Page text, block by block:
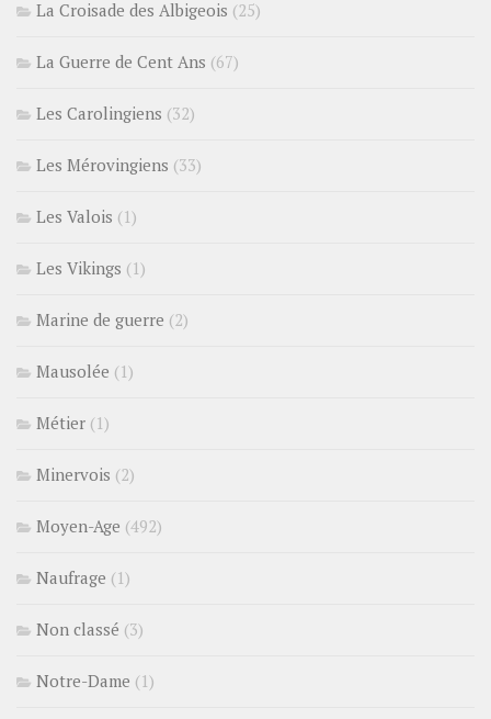
La Croisade des Albigeois (25)
La Guerre de Cent Ans (67)
Les Carolingiens (32)
Les Mérovingiens (33)
Les Valois (1)
Les Vikings (1)
Marine de guerre (2)
Mausolée (1)
Métier (1)
Minervois (2)
Moyen-Age (492)
Naufrage (1)
Non classé (3)
Notre-Dame (1)